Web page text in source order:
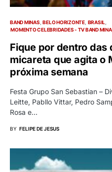
BAND MINAS BELO HORIZONTE BRASIL
MOMENTO CELEBRIDADES - TV BAND
Fique por dentro das
micareta que agita o
próxima semana
Festa Grupo San Sebastian –
Leitte, Pabllo Vittar, Pedro
Rosa e…
BY FELIPE DE JESUS